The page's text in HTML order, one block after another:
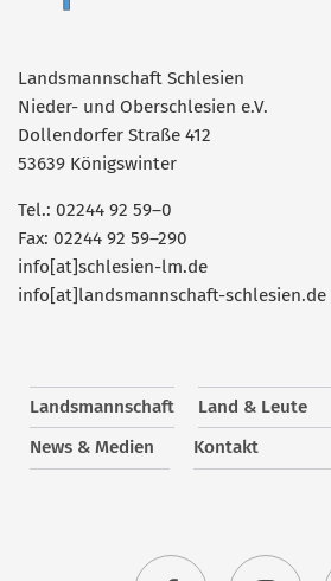
Landsmannschaft Schlesien
Nieder- und Oberschlesien e.V.
Dollendorfer Straße 412
53639 Königswinter
Tel.: 02244 92 59–0
Fax: 02244 92 59–290
info[at]schlesien-lm.de
info[at]landsmannschaft-schlesien.de
Landsmannschaft Land & Leute
News & Medien
Kontakt